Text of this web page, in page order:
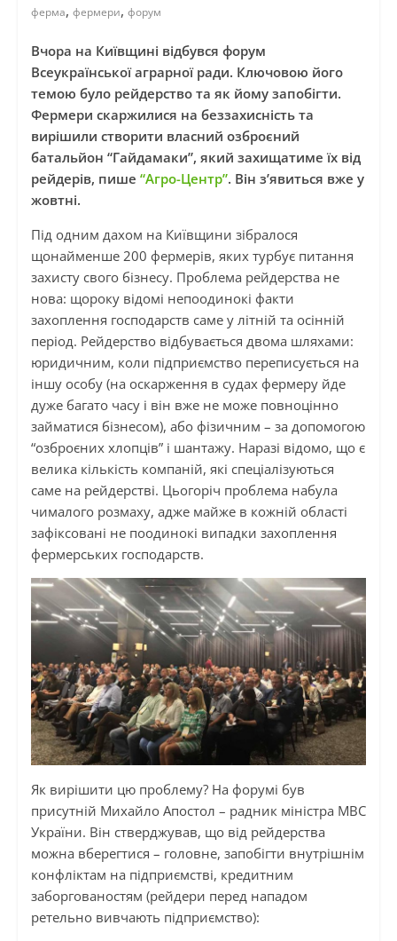
ферма, фермери, форум
Вчора на Київщині відбувся форум
Всеукраїнської аграрної ради. Ключовою його
темою було рейдерство та як йому запобігти.
Фермери скаржилися на беззахисність та
вирішили створити власний озброєний
батальйон “Гайдамаки”, який захищатиме їх від
рейдерів, пише “Агро-Центр”. Він з’явиться вже у
жовтні.
Під одним дахом на Київщини зібралося
щонайменше 200 фермерів, яких турбує питання
захисту свого бізнесу. Проблема рейдерства не
нова: щороку відомі непоодинокі факти
захоплення господарств саме у літній та осінній
період. Рейдерство відбувається двома шляхами:
юридичним, коли підприємство переписується на
іншу особу (на оскарження в судах фермеру йде
дуже багато часу і він вже не може повноцінно
займатися бізнесом), або фізичним – за допомогою
“озброєних хлопців” і шантажу. Наразі відомо, що є
велика кількість компаній, які спеціалізуються
саме на рейдерстві. Цьогоріч проблема набула
чималого розмаху, адже майже в кожній області
зафіксовані не поодинокі випадки захоплення
фермерських господарств.
Як вирішити цю проблему? На форумі був
присутній Михайло Апостол – радник міністра МВС
України. Він стверджував, що від рейдерства
можна вберегтися – головне, запобігти внутрішнім
конфліктам на підприємстві, кредитним
заборгованостям (рейдери перед нападом
ретельно вивчають підприємство):